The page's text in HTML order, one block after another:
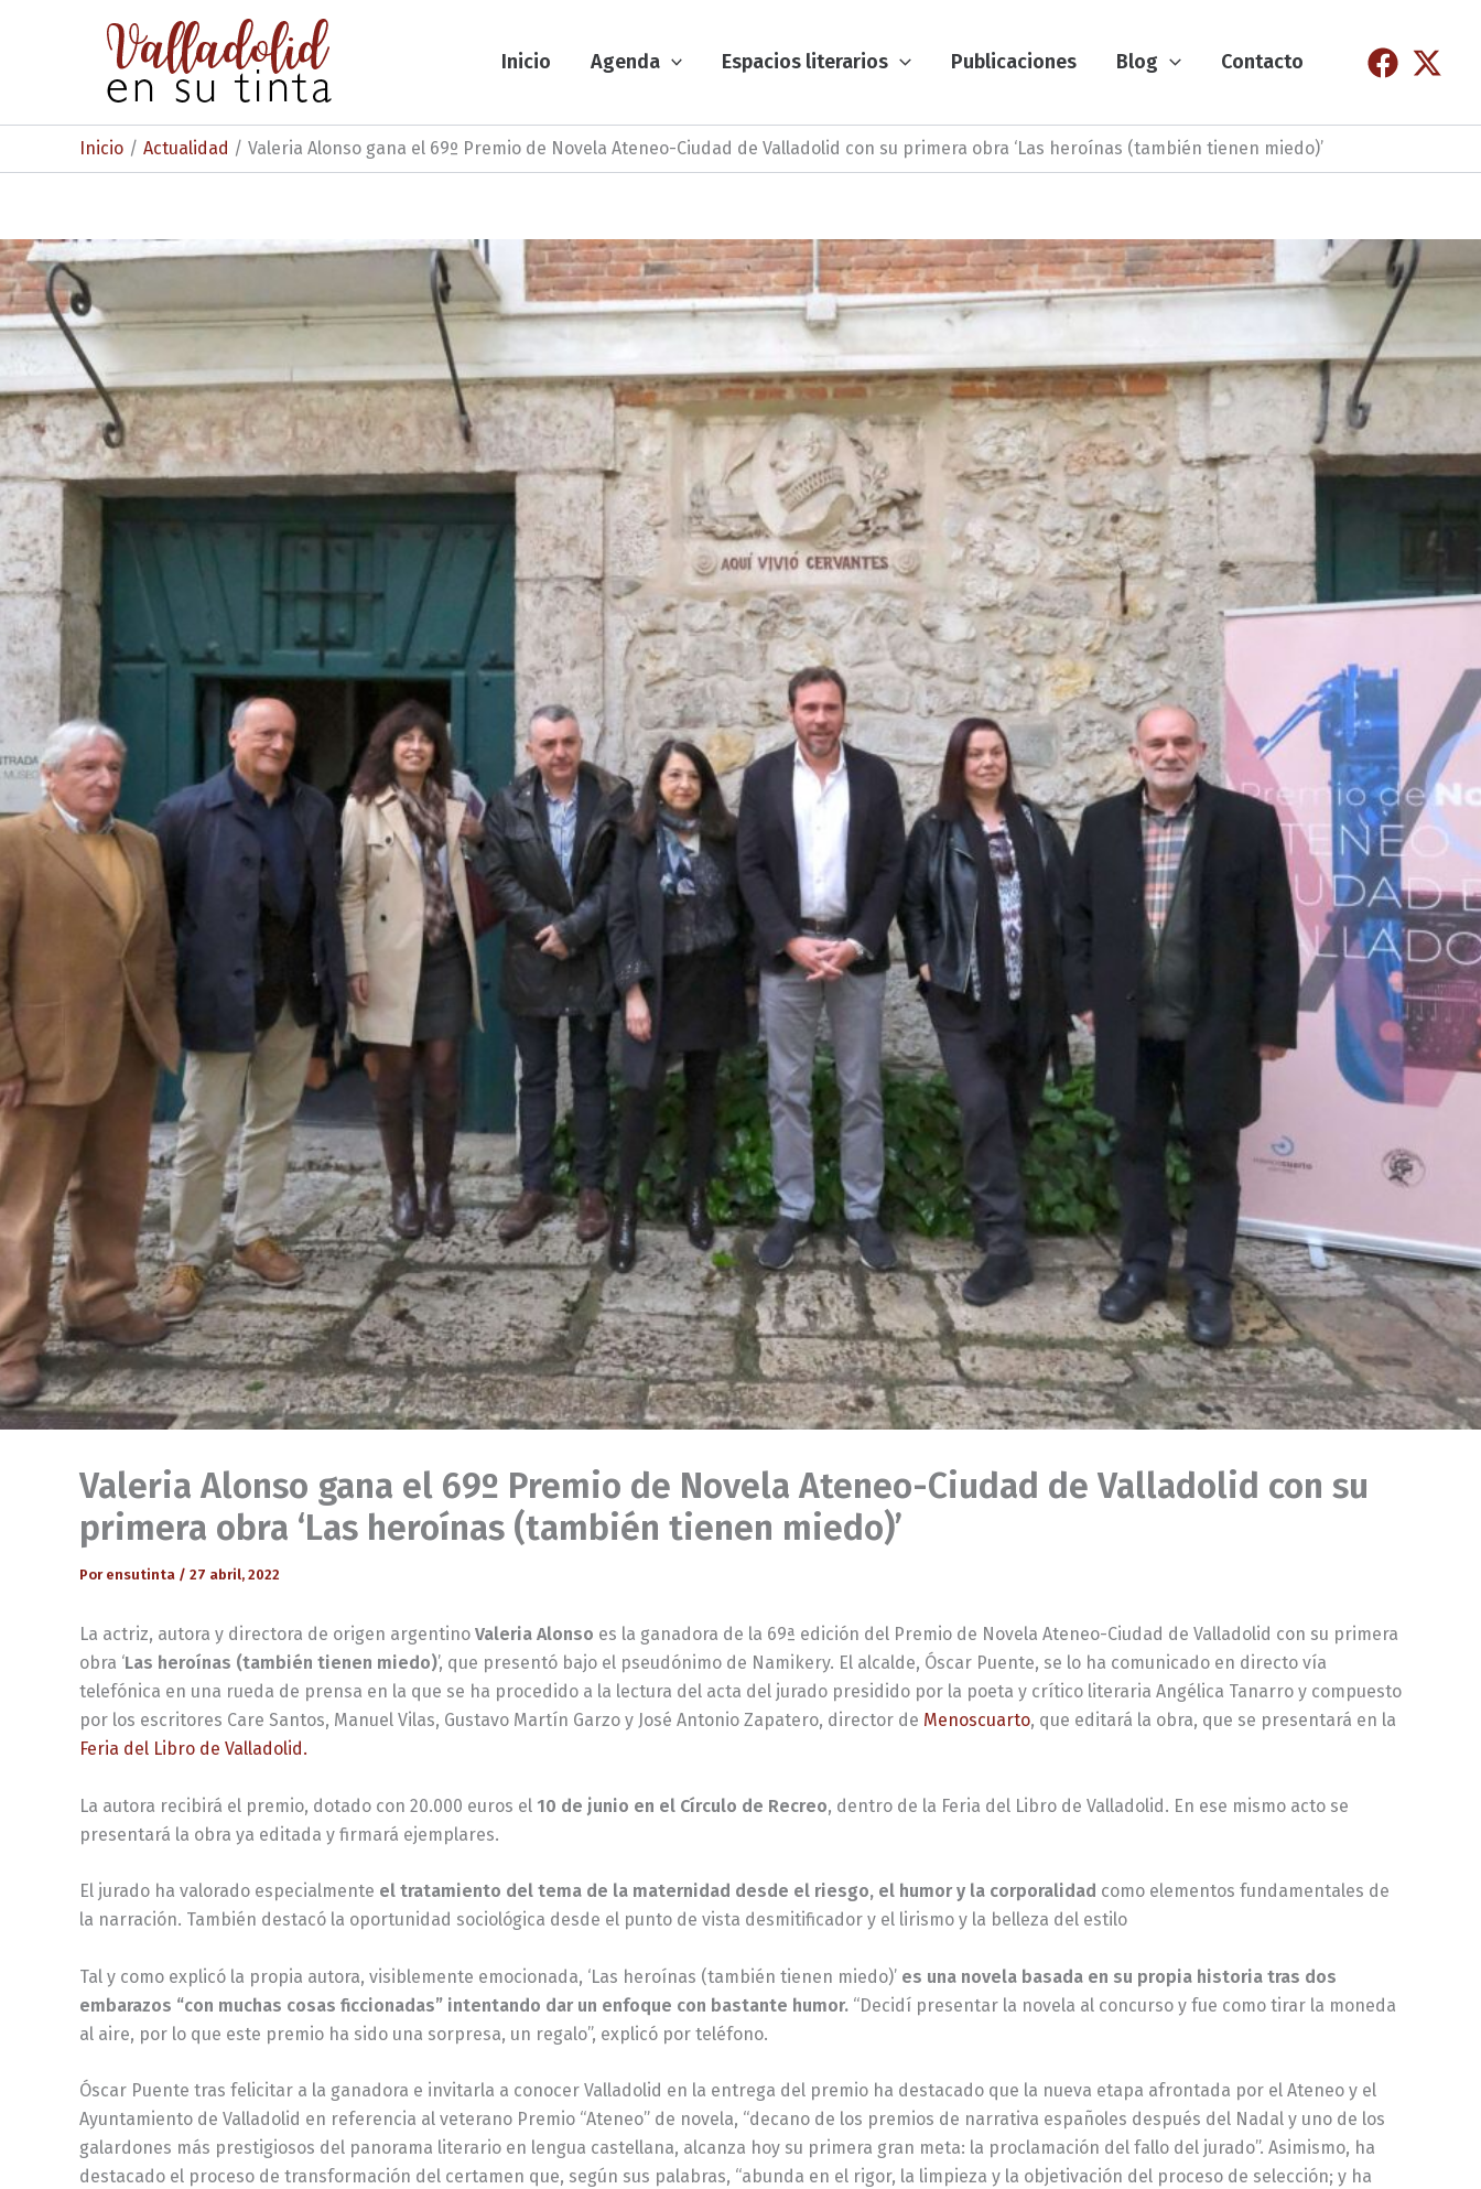
Inicio Agenda Espacios literarios Publicaciones Blog Contacto
Inicio Actualidad Valeria Alonso gana el 69º Premio de Novela Ateneo-Ciudad de Valladolid con su primera obra ‘Las heroínas (también tienen miedo)’
Valeria Alonso gana el 69º Premio de Novela Ateneo-Ciudad de Valladolid con su
primera obra ‘Las heroínas (también tienen miedo)’
Por ensutinta / 27 abril, 2022
La actriz, autora y directora de origen argentino Valeria Alonso es la ganadora de la 69ª edición del Premio de Novela Ateneo-Ciudad de Valladolid con su primera
obra ‘Las heroínas (también tienen miedo)’, que presentó bajo el pseudónimo de Namikery. El alcalde, Óscar Puente, se lo ha comunicado en directo vía
telefónica en una rueda de prensa en la que se ha procedido a la lectura del acta del jurado presidido por la poeta y crítico literaria Angélica Tanarro y compuesto
por los escritores Care Santos, Manuel Vilas, Gustavo Martín Garzo y José Antonio Zapatero, director de Menoscuarto, que editará la obra, que se presentará en la
Feria del Libro de Valladolid.
La autora recibirá el premio, dotado con 20.000 euros el 10 de junio en el Círculo de Recreo, dentro de la Feria del Libro de Valladolid. En ese mismo acto se
presentará la obra ya editada y firmará ejemplares.
El jurado ha valorado especialmente el tratamiento del tema de la maternidad desde el riesgo, el humor y la corporalidad como elementos fundamentales de
la narración. También destacó la oportunidad sociológica desde el punto de vista desmitificador y el lirismo y la belleza del estilo
Tal y como explicó la propia autora, visiblemente emocionada, ‘Las heroínas (también tienen miedo)’ es una novela basada en su propia historia tras dos
embarazos “con muchas cosas ficcionadas” intentando dar un enfoque con bastante humor. “Decidí presentar la novela al concurso y fue como tirar la moneda
al aire, por lo que este premio ha sido una sorpresa, un regalo”, explicó por teléfono.
Óscar Puente tras felicitar a la ganadora e invitarla a conocer Valladolid en la entrega del premio ha destacado que la nueva etapa afrontada por el Ateneo y el
Ayuntamiento de Valladolid en referencia al veterano Premio “Ateneo” de novela, “decano de los premios de narrativa españoles después del Nadal y uno de los
galardones más prestigiosos del panorama literario en lengua castellana, alcanza hoy su primera gran meta: la proclamación del fallo del jurado”. Asimismo, ha
destacado el proceso de transformación del certamen que, según sus palabras, “abunda en el rigor, la limpieza y la objetivación del proceso de selección; y ha